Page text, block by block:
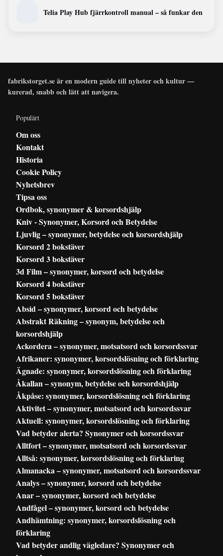
Telia Play Hub fjärrkontroll manual – så funkar den
fabrikstorget.se är en modern guide till nyheter och kultur —
kurerad, snabb och lätt att navigera.
Populärt
Om oss
Kontakt
Historia
Cookie Policy
Nyhetsbrev
Tipsa oss
Ordbok, synonymer & korsordshjälp
Kniv - Synonymer, Korsord och Betydelse
Ljuvlig – synonymer, betydelse och korsordshjälp
Korsord 2 bokstäver
Korsord 3 bokstäver
3d Film – synonymer, korsord och betydelse
Korsord 4 bokstäver
Korsord 5 bokstäver
Absid – synonymer, korsord och betydelse
Abstrakt Räkning – synonym, betydelse och
korsordshjälp
Ackordera – synonymer, motsatsord och korsordssvar
Afrikaner: synonymer, korsordslösning och förklaring
Ägnade: synonymer, korsordslösning och förklaring
Åkallan – synonym, betydelse och korsordshjälp
Åkpåse: synonymer, korsordslösning och förklaring
Aktivitet – synonymer, motsatsord och korsordssvar
Aktuell: synonymer, korsordslösning och förklaring
Vad betyder alerta? Synonymer och korsordssvar
Alltfort – synonymer, motsatsord och korsordssvar
Alltså: synonymer, korsordslösning och förklaring
Almanacka – synonymer, motsatsord och korsordssvar
Analys – synonymer, korsord och betydelse
Anar – synonymer, korsord och betydelse
Andfågel – synonymer, korsord och betydelse
Andhämtning: synonymer, korsordslösning och
förklaring
Vad betyder andlig vägledare? Synonymer och